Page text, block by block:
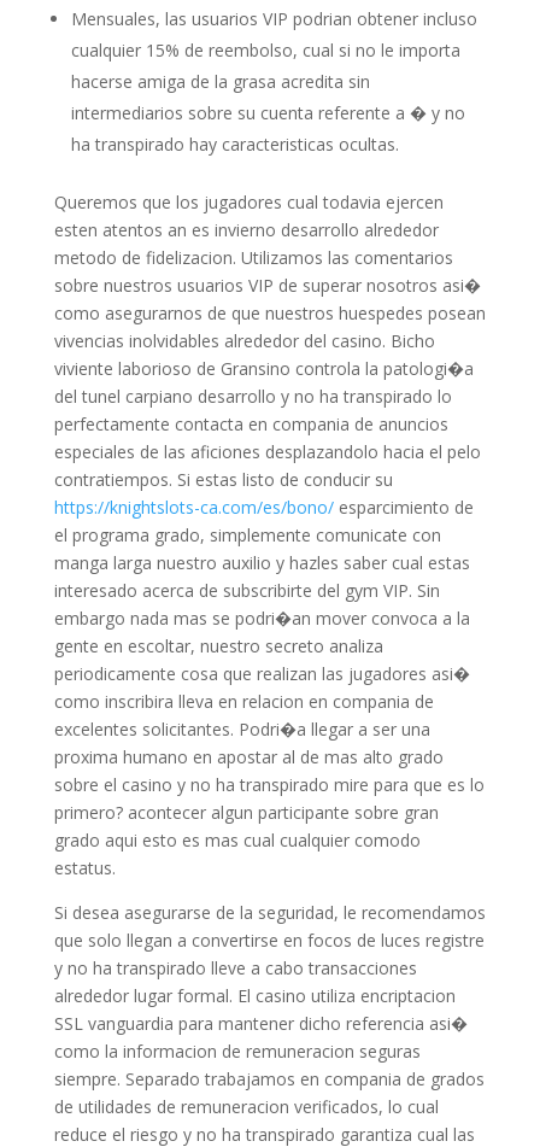
Mensuales, las usuarios VIP podrian obtener incluso
cualquier 15% de reembolso, cual si no le importa
hacerse amiga de la grasa acredita sin
intermediarios sobre su cuenta referente a � y no
ha transpirado hay caracteristicas ocultas.
Queremos que los jugadores cual todavia ejercen
esten atentos an es invierno desarrollo alrededor
metodo de fidelizacion. Utilizamos las comentarios
sobre nuestros usuarios VIP de superar nosotros asi�
como asegurarnos de que nuestros huespedes posean
vivencias inolvidables alrededor del casino. Bicho
viviente laborioso de Gransino controla la patologi�a
del tunel carpiano desarrollo y no ha transpirado lo
perfectamente contacta en compania de anuncios
especiales de las aficiones desplazandolo hacia el pelo
contratiempos. Si estas listo de conducir su
https://knightslots-ca.com/es/bono/esparcimiento de
el programa grado, simplemente comunicate con
manga larga nuestro auxilio y hazles saber cual estas
interesado acerca de subscribirte del gym VIP. Sin
embargo nada mas se podri�an mover convoca a la
gente en escoltar, nuestro secreto analiza
periodicamente cosa que realizan las jugadores asi�
como inscribira lleva en relacion en compania de
excelentes solicitantes. Podri�a llegar a ser una
proxima humano en apostar al de mas alto grado
sobre el casino y no ha transpirado mire para que es lo
primero? acontecer algun participante sobre gran
grado aqui esto es mas cual cualquier comodo
estatus.
Si desea asegurarse de la seguridad, le recomendamos
que solo llegan a convertirse en focos de luces registre
y no ha transpirado lleve a cabo transacciones
alrededor lugar formal. El casino utiliza encriptacion
SSL vanguardia para mantener dicho referencia asi�
como la informacion de remuneracion seguras
siempre. Separado trabajamos en compania de grados
de utilidades de remuneracion verificados, lo cual
reduce el riesgo y no ha transpirado garantiza cual las